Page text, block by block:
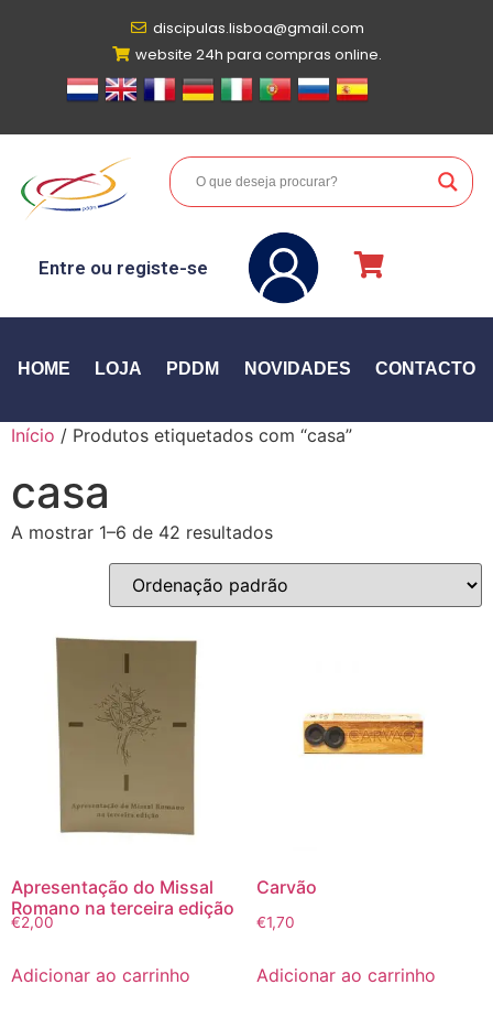
discipulas.lisboa@gmail.com
website 24h para compras online.
Entre ou registe-se
HOME LOJA PDDM NOVIDADES CONTACTO
Início / Produtos etiquetados com “casa”
casa
A mostrar 1–6 de 42 resultados
Apresentação do Missal
Romano na terceira edição
€2,00
Adicionar ao carrinho
Carvão
€1,70
Adicionar ao carrinho